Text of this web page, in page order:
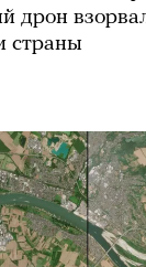
дрон
страны